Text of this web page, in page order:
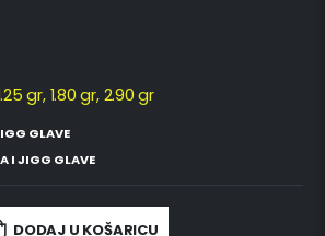
gr, 1.80 gr, 2.90 gr
GLAVE
I JIGG GLAVE
DODAJ U KOŠARICU